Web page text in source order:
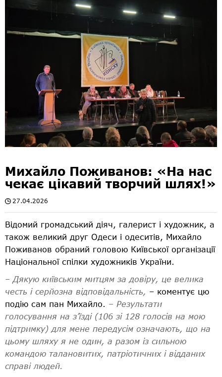
Михайло Поживанов: «На нас
чекає цікавий творчий шлях!»
27.04.2026
Відомий громадський діяч, галерист і художник, а
також великий друг Одеси і одеситів, Михайло
Поживанов обраний головою Київської організації
Національної спілки художників України.
– Дякую київським митцям за довіру, це велика
честь ісерйозна відповідальність, – коментує цю
подію сам пан Михайло. – Результати
голосування на з’їзді (106 зі 128 голосів на мою
підтримку) для мене передусім означають, що на
цьому шляху я не один, а разом із сильною
командою талановитих, патріотичних і відданих
справі людей.